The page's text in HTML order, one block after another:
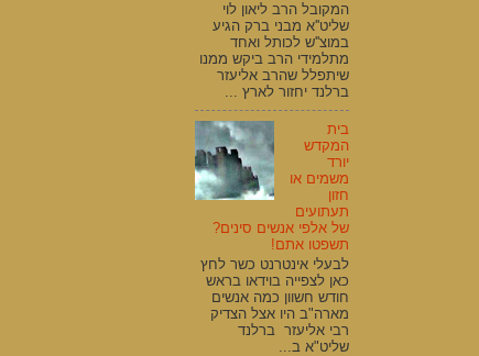
המקובל הרב ליאון לוי
שליט''א מבני ברק הגיע
במוצ''ש לכותל ואחד
מתלמידי הרב ביקש ממנו
שיתפלל שהרב אליעזר
ברלנד יחזור לארץ ...
בית
המקדש
יורד
משמים או
חזון
תעתועים
של אלפי אנשים סינים?
תשפטו אתם!
לבעלי אינטרנט כשר לחץ
כאן לצפייה בוידאו בראש
חודש חשוון כמה אנשים
מארה"ב היו אצל הצדיק
רבי אליעזר ברלנד
שליט"א ב...